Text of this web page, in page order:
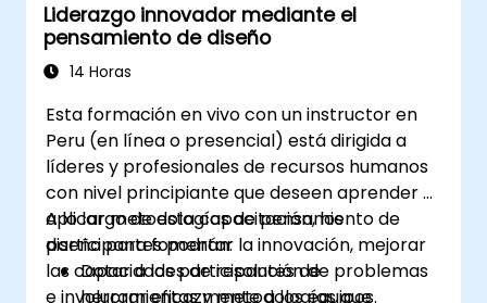
Liderazgo innovador mediante el
pensamiento de diseño
14 Horas
Esta formación en vivo con un instructor en
Peru (en línea o presencial) está dirigida a
líderes y profesionales de recursos humanos
con nivel principiante que deseen aprender y
aplicar metodologías de pensamiento de
diseño para fomentar la innovación, mejorar
las capacidades de resolución de problemas
e involucrar eficazmente a los equipos.
A lo largo de esta capacitación, los
participantes podrán:
Dotar a los participantes de
herramientas y metodologías que